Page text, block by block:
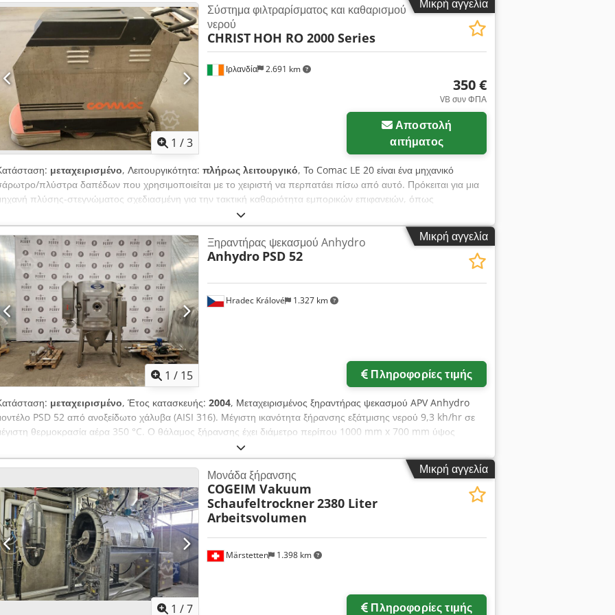
κανονικές συνθήκες λειτουργίας, οι μεμβράνες αντίστροφης όσμωσης έχουν μεγάλη διάρκεια ζωής. Ωστόσο,
και με καλή ποιότητα του αρχικού νερού, θα σχηματιστούν, σε κάποιο βαθμό, στρώματα ακαθαρσιών και
παρατηρηθεί μια σταδιακή μείωση της ικανότητας παραγωγής διαλύματος.
Μικρή αγγελία
1 /3
Ιρλανδία 2.691 km
Σύστημα φιλτραρίσματος και καθαρισμού
νερού
CHRIST HOH RO 2000 Series
350 €
VB συν ΦΠΑ
Αποστολή
αιτήματος
μεταχειρισμένο, Λειτουργικότητα: πλήρως λειτουργικό, Το Comac LE 20 είναι ένα μηχανικό
πλύστρα δαπέδων που χρησιμοποιείται με το χειριστή να περπατάει πίσω από αυτό. Πρόκειται για μια
πλύσης-στεγνώματος σχεδιασμένη για την τακτική καθαριότητα εμπορικών επιφανειών, όπως
λιανικής πώλησης και γυμναστήρια, σε χώρους έως και 1400 τ.μ. Chodpfezl E Afjx Af Rea
Μικρή αγγελία
1 / 15
Hradec Králové 1.327 km
Ξηραντήρας ψεκασμού Anhydro
Anhydro PSD 52
Πληροφορίες τιμής
μεταχειρισμένο, Έτος κατασκευής: 2004, Μεταχειρισμένος ξηραντήρας ψεκασμού APV Anhydro
PSD 52 από ανοξείδωτο χάλυβα (AISI 316). Μέγιστη ικανότητα ξήρανσης εξάτμισης νερού 9,3 kh/hr σε
θερμοκρασία αέρα 350 °C. Ο θάλαμος ξήρανσης έχει διάμετρο περίπου 1000 mm x 700 mm ύψος
πλευράς x 1100 mm ύψος κωνικού πυθμένα. Περιλαμβάνει (1) περιστροφικό ψεκαστήρα ψεκασμού
μοντέλο AF07 που κινείται από κινητήρα IBAG 0,7 kW, διάμετρος τροχού 63 mm, εύρος στροφών 10.000 -
rpm. Περιλαμβάνεται επίσης ηλεκτρικός θερμαντήρας αέρα 12 kW, κυκλώνας με δοχείο ξηρού προϊόντος,
και κύριος πίνακας διανομής με ενσωματωμένο πίνακα ελέγχου. Cedjuk Ehxjpfx Af Roha
Μικρή αγγελία
1 /7
Märstetten 1.398 km
Μονάδα ξήρανσης
COGEIM Vakuum
Schaufeltrockner2380 Liter
Arbeitsvolumen
Πληροφορίες τιμής